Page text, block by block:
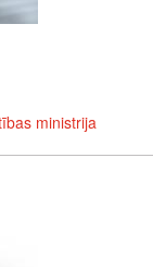
ministrija